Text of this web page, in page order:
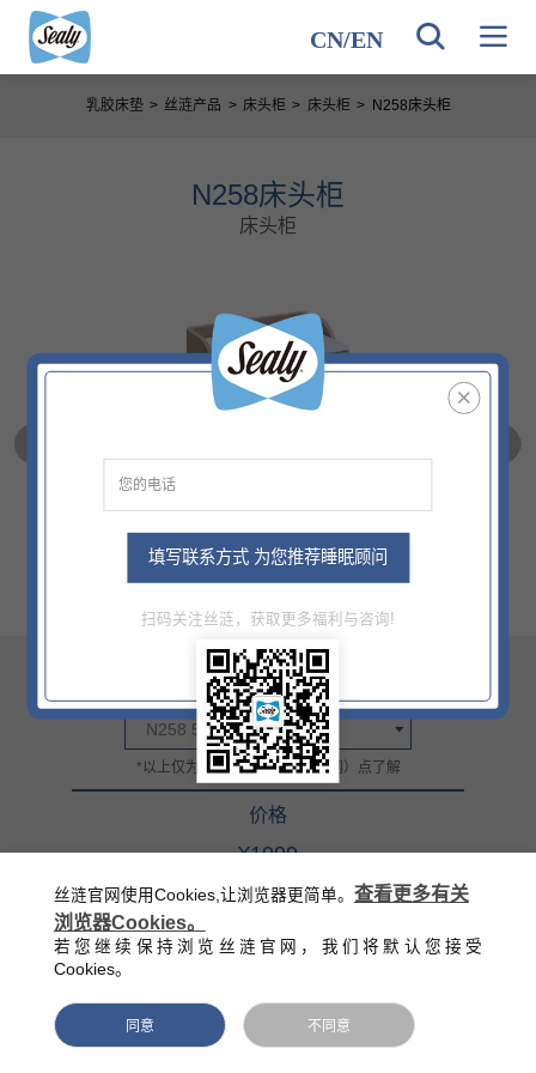
CN/EN
乳胶床垫 > 丝涟产品 > 床头柜 > 床头柜 > N258床头柜
N258床头柜
床头柜
尺寸
N258 500×410×510MM
*以上仅为部分信息，详情门（网）点了解
价格
¥1999
官方零售指导价（该价格不含底床）
西藏/新疆/海南/青海等偏远地区除外
填写联系方式 为您推荐睡眠顾问
扫码关注丝涟，获取更多福利与咨询!
丝涟官网使用Cookies,让浏览器更简单。 查看更多有关
浏览器Cookies。
若您继续保持浏览丝涟官网，我们将默认您接受
Cookies。
同意 不同意